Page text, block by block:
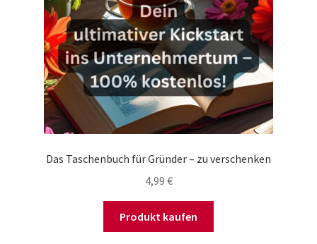
Das Taschenbuch für Gründer – zu verschenken
4,99 €
Produkt kaufen